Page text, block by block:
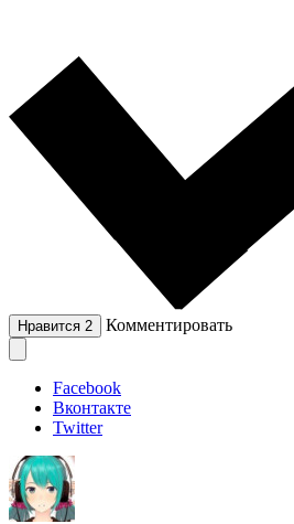
Нравится 2 Комментировать
Facebook
Вконтакте
Twitter